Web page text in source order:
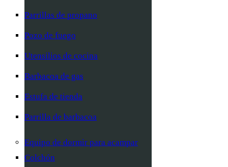
Parrillas de propano
Pozo de fuego
Utensilios de cocina
Barbacoa de gas
Estufa de tienda
Parrilla de barbacoa
Equipo de dormir para acampar
Colchón